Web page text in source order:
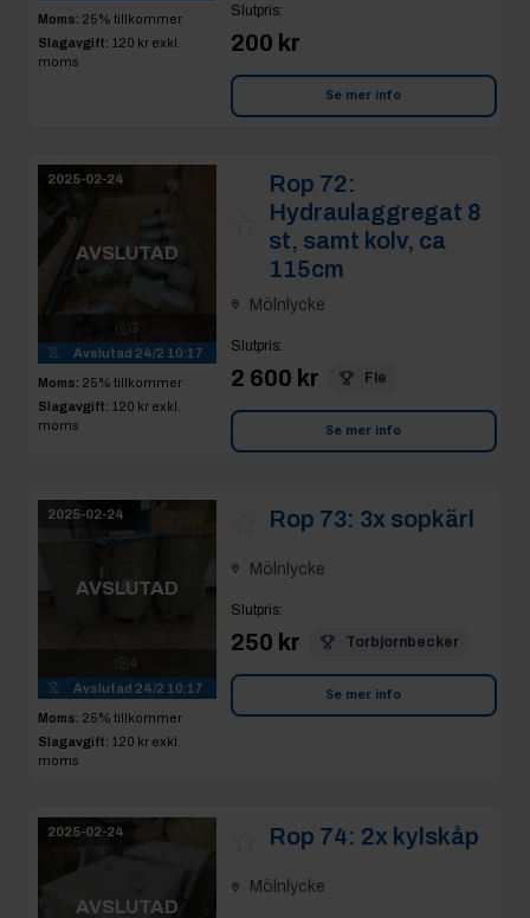
Moms: 25% tillkommer
Slagavgift: 120 kr exkl.
moms
Slutpris:
200 kr
Se mer info
2025-02-24
AVSLUTAD
3
Avslutad 24/2 10:17
Moms: 25% tillkommer
Slagavgift: 120 kr exkl.
moms
Rop 72:
Hydraulaggregat 8
st, samt kolv, ca
115cm
Mölnlycke
Slutpris:
2 600 kr Fle
Se mer info
2025-02-24
AVSLUTAD
Avslutad 24/2 10:17
Moms: 25% tillkommer
Slagavgift: 120 kr exkl.
moms
Rop 73: 3x sopkärl
Mölnlycke
Slutpris:
250 kr Torbjornbecker
Se mer info
2025-02-24
AVSLUTAD
Rop 74: 2x kylskåp
Mölnlycke